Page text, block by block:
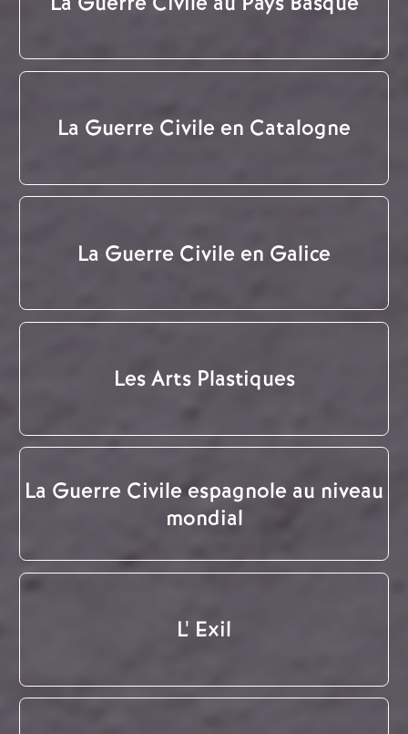
La Guerre Civile en Catalogne
La Guerre Civile en Galice
Les Arts Plastiques
La Guerre Civile espagnole au niveau
mondial
L' Exil